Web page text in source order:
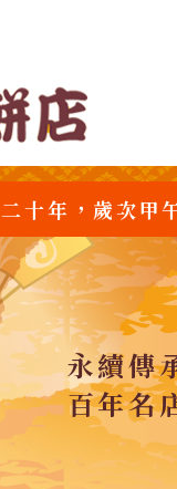
十年，歲次甲
永續傳
百年名